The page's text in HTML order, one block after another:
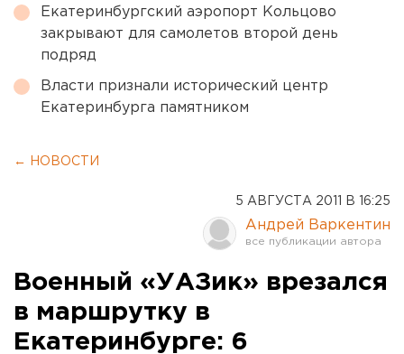
Екатеринбургский аэропорт Кольцово
закрывают для самолетов второй день
подряд
Власти признали исторический центр
Екатеринбурга памятником
← НОВОСТИ
5 АВГУСТА 2011 В 16:25
Андрей Варкентин
Военный «УАЗик» врезался
в маршрутку в
Екатеринбурге: 6